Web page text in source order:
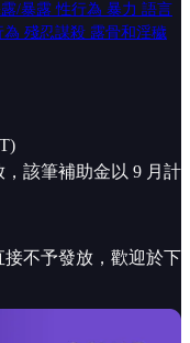
/暴露 性行為 暴力 語言
殘忍謀殺 露骨和淫穢
，該筆補助金以 9 月計
不予發放，歡迎於下